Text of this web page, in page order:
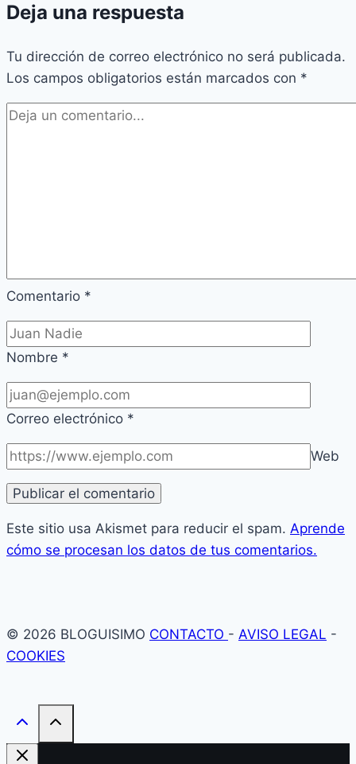
Deja una respuesta
Tu dirección de correo electrónico no será publicada.
Los campos obligatorios están marcados con *
Comentario *
Nombre *
Correo electrónico *
Web
Este sitio usa Akismet para reducir el spam. Aprende
cómo se procesan los datos de tus comentarios.
© 2026 BLOGUISIMO CONTACTO - AVISO LEGAL -
COOKIES